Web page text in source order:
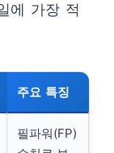
에 가장 적
주요 특징
필파워(FP)